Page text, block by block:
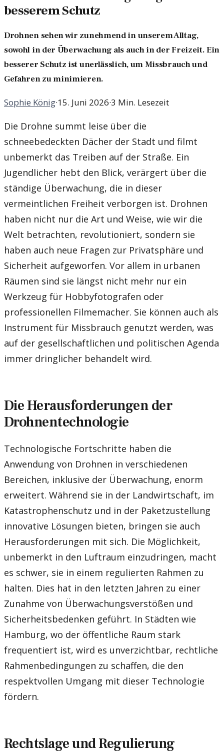
besserem Schutz
Drohnen sehen wir zunehmend in unserem Alltag,
sowohl in der Überwachung als auch in der Freizeit. Ein
besserer Schutz ist unerlässlich, um Missbrauch und
Gefahren zu minimieren.
Sophie König·15. Juni 2026·3 Min. Lesezeit
Die Drohne summt leise über die
schneebedeckten Dächer der Stadt und filmt
unbemerkt das Treiben auf der Straße. Ein
Jugendlicher hebt den Blick, verärgert über die
ständige Überwachung, die in dieser
vermeintlichen Freiheit verborgen ist. Drohnen
haben nicht nur die Art und Weise, wie wir die
Welt betrachten, revolutioniert, sondern sie
haben auch neue Fragen zur Privatsphäre und
Sicherheit aufgeworfen. Vor allem in urbanen
Räumen sind sie längst nicht mehr nur ein
Werkzeug für Hobbyfotografen oder
professionellen Filmemacher. Sie können auch als
Instrument für Missbrauch genutzt werden, was
auf der gesellschaftlichen und politischen Agenda
immer dringlicher behandelt wird.
Die Herausforderungen der
Drohnentechnologie
Technologische Fortschritte haben die
Anwendung von Drohnen in verschiedenen
Bereichen, inklusive der Überwachung, enorm
erweitert. Während sie in der Landwirtschaft, im
Katastrophenschutz und in der Paketzustellung
innovative Lösungen bieten, bringen sie auch
Herausforderungen mit sich. Die Möglichkeit,
unbemerkt in den Luftraum einzudringen, macht
es schwer, sie in einem regulierten Rahmen zu
halten. Dies hat in den letzten Jahren zu einer
Zunahme von Überwachungsverstößen und
Sicherheitsbedenken geführt. In Städten wie
Hamburg, wo der öffentliche Raum stark
frequentiert ist, wird es unverzichtbar, rechtliche
Rahmenbedingungen zu schaffen, die den
respektvollen Umgang mit dieser Technologie
fördern.
Rechtslage und Regulierung